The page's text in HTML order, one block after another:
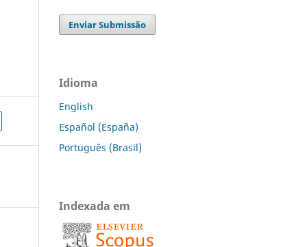
Enviar Submissão
Idioma
English
Español (España)
Português (Brasil)
Indexada em